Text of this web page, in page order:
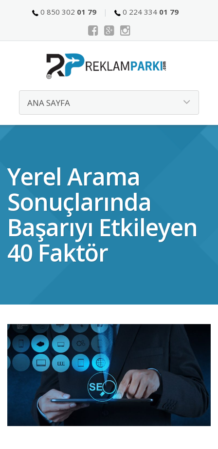
0 850 302 01 79 0 224 334 01 79
Yerel Arama
Sonuçlarında
Başarıyı Etkileyen
40 Faktör